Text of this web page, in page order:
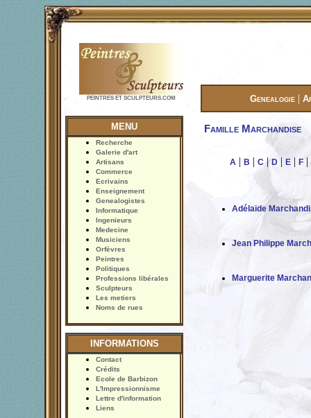
PEINTRES ET SCULPTEURS.COM Genealogie |
MENU
Recherche
Galerie d'art
Artisans
Commerce
Ecrivains
Enseignement
Genealogistes
Informatique
Ingenieurs
Medecine
Musiciens
Orfèvres
Peintres
Politiques
Professions libérales
Sculpteurs
Les metiers
Noms de rues
INFORMATIONS
Contact
Crédits
Ecole de Barbizon
L'Impressionnisme
Lettre d'information
Liens
Famille Marchandise
A | B | C| D| E| F|
Adélaïde
Jean Philippe
Marguerite